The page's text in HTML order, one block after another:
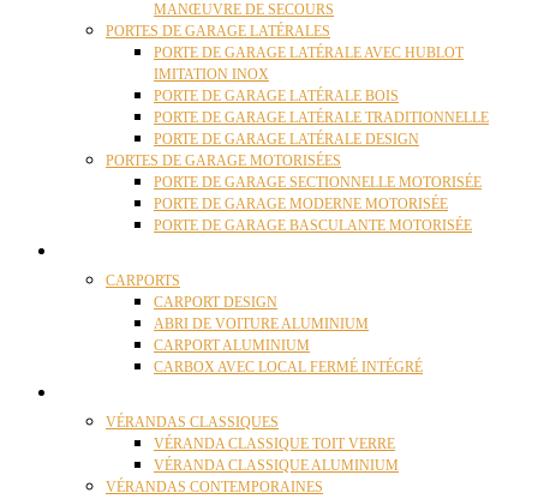
MANŒUVRE DE SECOURS
PORTES DE GARAGE LATÉRALES
PORTE DE GARAGE LATÉRALE AVEC HUBLOT
IMITATION INOX
PORTE DE GARAGE LATÉRALE BOIS
PORTE DE GARAGE LATÉRALE TRADITIONNELLE
PORTE DE GARAGE LATÉRALE DESIGN
PORTES DE GARAGE MOTORISÉES
PORTE DE GARAGE SECTIONNELLE MOTORISÉE
PORTE DE GARAGE MODERNE MOTORISÉE
PORTE DE GARAGE BASCULANTE MOTORISÉE
CARPORTS
CARPORT DESIGN
ABRI DE VOITURE ALUMINIUM
CARPORT ALUMINIUM
CARBOX AVEC LOCAL FERMÉ INTÉGRÉ
VÉRANDAS CLASSIQUES
VÉRANDA CLASSIQUE TOIT VERRE
VÉRANDA CLASSIQUE ALUMINIUM
VÉRANDAS CONTEMPORAINES